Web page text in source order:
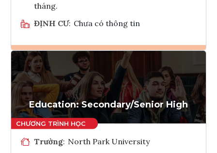
tháng.
ĐỊNH CƯ: Chưa có thông tin
Ghi danh
Tham vấn Interlink
Education: Secondary/Senior High
Trường: North Park University